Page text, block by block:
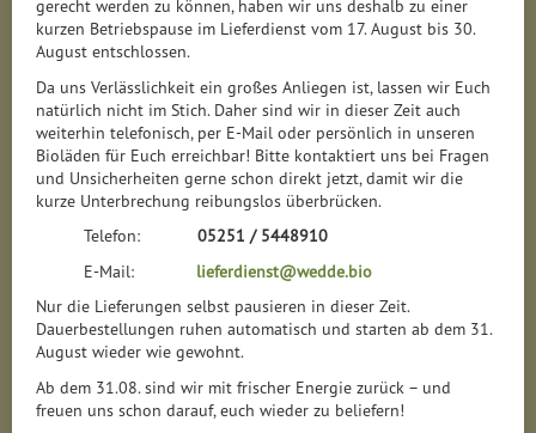
gerecht werden zu können, haben wir uns deshalb zu einer
kurzen Betriebspause im Lieferdienst vom 17. August bis 30.
August entschlossen.
Da uns Verlässlichkeit ein großes Anliegen ist, lassen wir Euch
natürlich nicht im Stich. Daher sind wir in dieser Zeit auch
weiterhin telefonisch, per E-Mail oder persönlich in unseren
Bioläden für Euch erreichbar! Bitte kontaktiert uns bei Fragen
und Unsicherheiten gerne schon direkt jetzt, damit wir die
kurze Unterbrechung reibungslos überbrücken.
Telefon: 05251 / 5448910
E-Mail: lieferdienst@wedde.bio
Nur die Lieferungen selbst pausieren in dieser Zeit.
Dauerbestellungen ruhen automatisch und starten ab dem 31.
August wieder wie gewohnt.
Ab dem 31.08. sind wir mit frischer Energie zurück – und
freuen uns schon darauf, euch wieder zu beliefern!
Trauben, Beeren & Co.
25
Südfrüchte, Melonen & Co.
12
Pflaumen, Pfirsiche & Co.
Nüsse, Datteln & Co.
Hersteller Ernährung Allergene